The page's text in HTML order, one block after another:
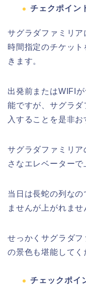
チェクポイ
サグラダファミリ
時間指定のチケッ
きます。
出発前またはWIFI
能ですが、サグラ
入することを是非お
サグラダファミリ
さなエレベーターで
当日は長蛇の列なの
ませんが上がれませ
せっかくサグラダ
の景色も堪能してく
チェックポイ